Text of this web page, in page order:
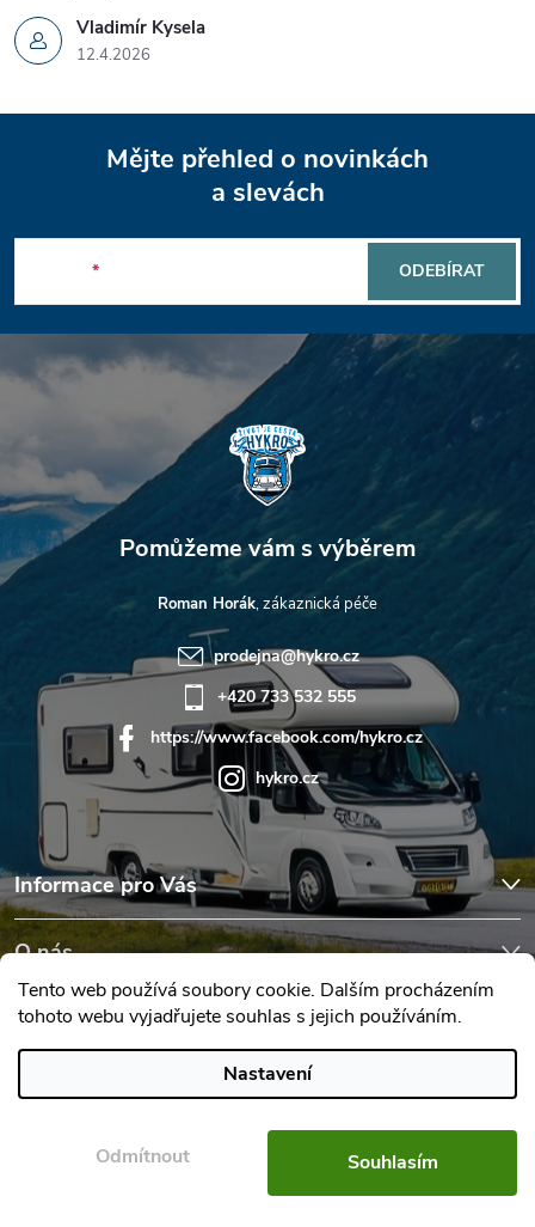
Tento web používá soubory cookie. Dalším procházením
tohoto webu vyjadřujete souhlas s jejich používáním.
Nastavení
Odmítnout Souhlasím
Vladimír Kysela
12.4.2026
p
a
t
í
Mějte přehled o novinkách
a slevách
ODEBÍRAT
Informace pro Vás
O nás
Hodnocení obchodu
Roman Horák
prodejna@hykro.cz
+420 733 532 555
https://www.facebook.com/hykro.cz
hykro.cz
Copyright 2026Karavany Hykro. Všechna práva vyhrazena.Upravit
nastavení cookies